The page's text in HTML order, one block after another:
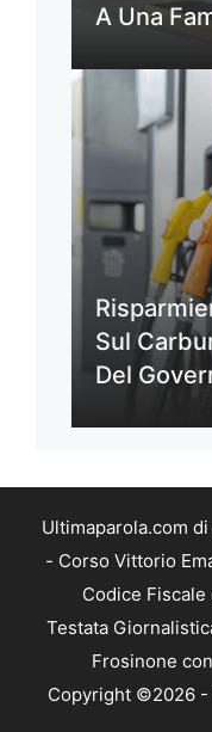
A Una
Sul
Del
Ultimaparola.com
- Corso Vittorio
Codice
Testata
Frosinone
Copyright ©2026